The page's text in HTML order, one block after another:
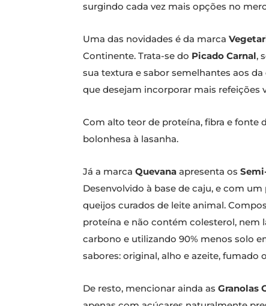
surgindo cada vez mais opções no
Uma das novidades é da marca
Continente. Trata-se do Picado Carnal,
sua textura e sabor semelhantes aos
que desejam incorporar mais refeições
Com alto teor de proteína, fibra e fonte
bolonhesa à lasanha.
Já a marca Quevana apresenta os
Desenvolvido à base de caju, e com
queijos curados de leite animal.
proteína e não contém colesterol, nem
carbono e utilizando 90% menos solo
sabores: original, alho e azeite, fumado
De resto, mencionar ainda as Granolas